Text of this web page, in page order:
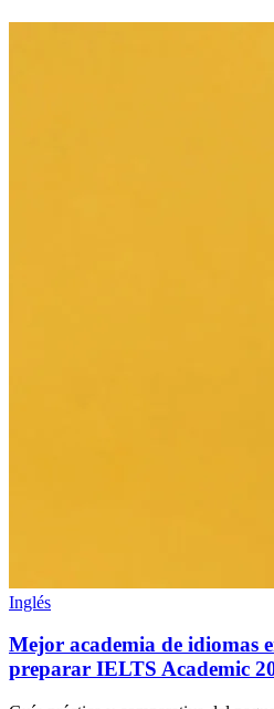
Inglés
Mejor academia de idiomas
preparar IELTS Academic